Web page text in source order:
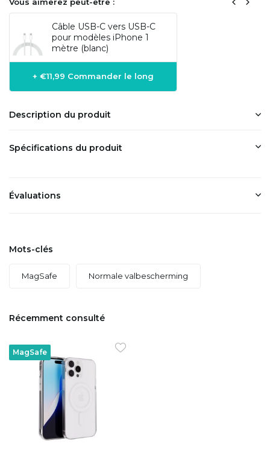
Câble USB-C vers USB-C
pour modèles iPhone 1
mètre (blanc)
+ €11,99 Commander le long
Description du produit
Spécifications du produit
Évaluations
Mots-clés
MagSafe Normale valbescherming
Récemment consulté
MagSafe